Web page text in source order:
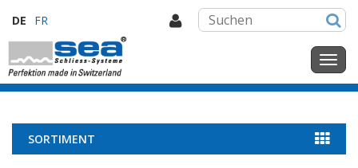
DE FR
SORTIMENT